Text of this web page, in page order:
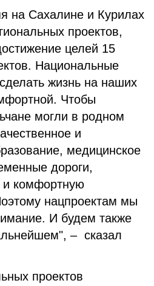
на Сахалине и Курилах
проектов,
целей 15
Национальные
жизнь на наших
Чтобы
могли в родном
и
медицинское
дороги,
и комфортную
нацпроектам мы
И будем также
– сказал
проектов